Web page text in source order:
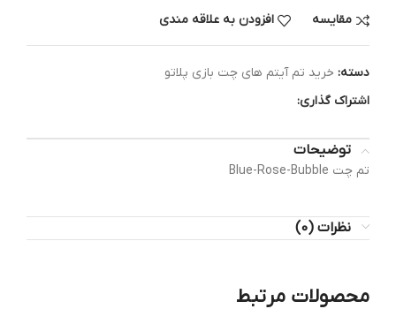
مقایسه افزودن به علاقه مندی
دسته: خرید تم آیتم های چت بازی پلاتو
اشتراک گذاری:
توضیحات
تم چت Blue-Rose-Bubble
نظرات (0)
محصولات مرتبط